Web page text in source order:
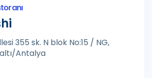
355 sk. N blok No:15 / NG,
Antalya